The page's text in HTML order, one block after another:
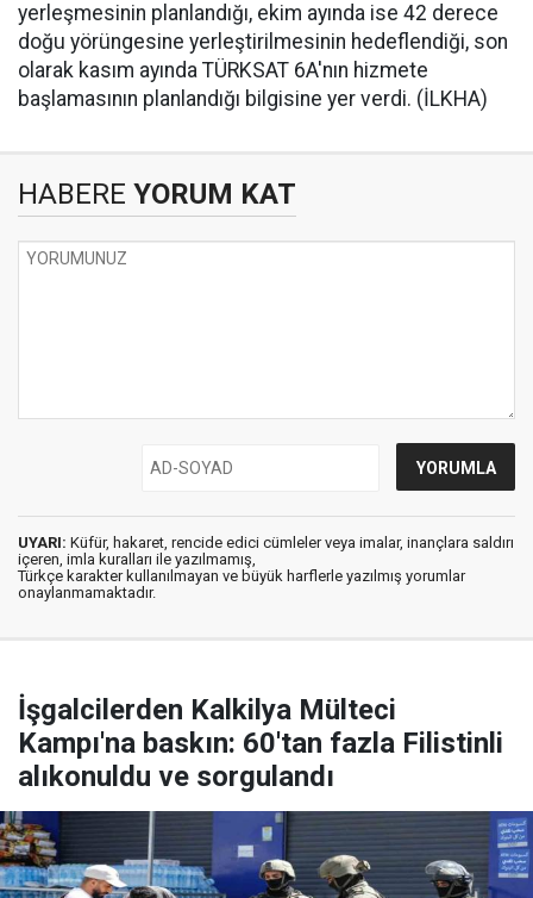
yerleşmesinin planlandığı, ekim ayında ise 42 derece
doğu yörüngesine yerleştirilmesinin hedeflendiği, son
olarak kasım ayında TÜRKSAT 6A'nın hizmete
başlamasının planlandığı bilgisine yer verdi. (İLKHA)
HABERE YORUM KAT
UYARI: Küfür, hakaret, rencide edici cümleler veya imalar, inançlara saldırı
içeren, imla kuralları ile yazılmamış,
Türkçe karakter kullanılmayan ve büyük harflerle yazılmış yorumlar
onaylanmamaktadır.
İşgalcilerden Kalkilya Mülteci
Kampı'na baskın: 60'tan fazla Filistinli
alıkonuldu ve sorgulandı